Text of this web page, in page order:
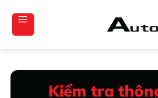
qua
Kiểm tra